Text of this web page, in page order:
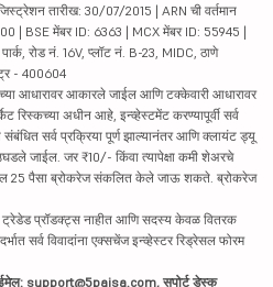
तारीख: 30/07/2015 | ARN ची वर्तमान
| BSE मेंबर ID: 6363 | MCX मेंबर ID: 55945 |
रोड नं. 16V, प्लॉट नं. B-23, MIDC, ठाणे
- 400604
आधारावर आकारले जाईल आणि टक्केवारी आधारावर
रिस्कच्या अधीन आहे, इन्व्हेस्टमेंट करण्यापूर्वी सर्व
सर्व प्रक्रिया पूर्ण झाल्यानंतर आणि क्लायंट ड्यू
जाईल. जर ₹10/- किंवा त्यापेक्षा कमी शेअरचे
25 पैसा ब्रोकरेज संकलित केले जाऊ शकते. ब्रोकरेज
प्रॉडक्ट्स नाहीत आणि सदस्य केवळ वितरक
सर्व विवादांना एक्सचेंज इन्व्हेस्टर रिड्रेसल फोरम
support@5paisa.com, सपोर्ट डेस्क